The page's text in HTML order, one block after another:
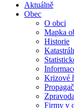
Aktuálně
Obec
O obci
Mapka
Historie
Krizové
Firmy v